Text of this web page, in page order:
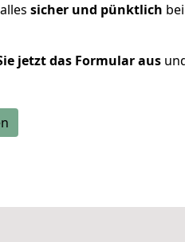
sicher und pünktlich
jetzt das Formular aus